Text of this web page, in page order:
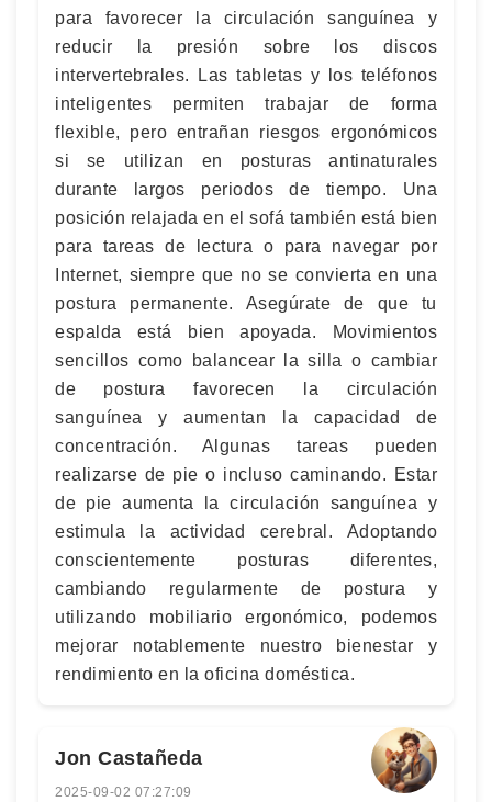
para favorecer la circulación sanguínea y
reducir la presión sobre los discos
intervertebrales. Las tabletas y los teléfonos
inteligentes permiten trabajar de forma
flexible, pero entrañan riesgos ergonómicos
si se utilizan en posturas antinaturales
durante largos periodos de tiempo. Una
posición relajada en el sofá también está bien
para tareas de lectura o para navegar por
Internet, siempre que no se convierta en una
postura permanente. Asegúrate de que tu
espalda está bien apoyada. Movimientos
sencillos como balancear la silla o cambiar
de postura favorecen la circulación
sanguínea y aumentan la capacidad de
concentración. Algunas tareas pueden
realizarse de pie o incluso caminando. Estar
de pie aumenta la circulación sanguínea y
estimula la actividad cerebral. Adoptando
conscientemente posturas diferentes,
cambiando regularmente de postura y
utilizando mobiliario ergonómico, podemos
mejorar notablemente nuestro bienestar y
rendimiento en la oficina doméstica.
Jon Castañeda
2025-09-02 07:27:09